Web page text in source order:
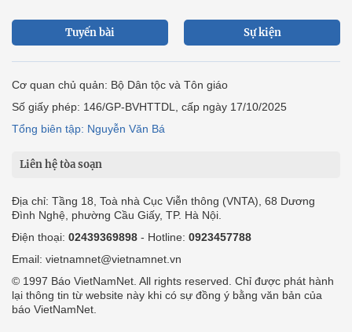
Tuyến bài Sự kiện
Cơ quan chủ quản: Bộ Dân tộc và Tôn giáo
Số giấy phép: 146/GP-BVHTTDL, cấp ngày 17/10/2025
Tổng biên tập: Nguyễn Văn Bá
Liên hệ tòa soạn
Địa chỉ: Tầng 18, Toà nhà Cục Viễn thông (VNTA), 68 Dương
Đình Nghệ, phường Cầu Giấy, TP. Hà Nội.
Điện thoại: 02439369898 - Hotline: 0923457788
Email: vietnamnet@vietnamnet.vn
© 1997 Báo VietNamNet. All rights reserved. Chỉ được phát hành
lại thông tin từ website này khi có sự đồng ý bằng văn bản của
báo VietNamNet.